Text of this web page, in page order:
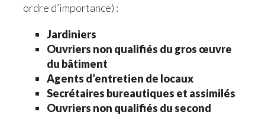
ordre d’importance) :
Jardiniers
Ouvriers non qualifiés du gros œuvre
du bâtiment
Agents d’entretien de locaux
Secrétaires bureautiques et assimilés
Ouvriers non qualifiés du second